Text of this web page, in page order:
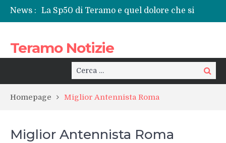
News :
La Sp50 di Teramo e quel dolore che si
ripete: l’ennesima vita spezzata
per la rinascita del centro storico
Tortoreto, l’alluvione e i sottopassi tra
pericoli noti e interventi necessari
Prefettura di Teramo, una nuova guida:
territorio
Teramo Notizie
Cerca: Cerca
Homepage Miglior Antennista Roma
Miglior Antennista Roma